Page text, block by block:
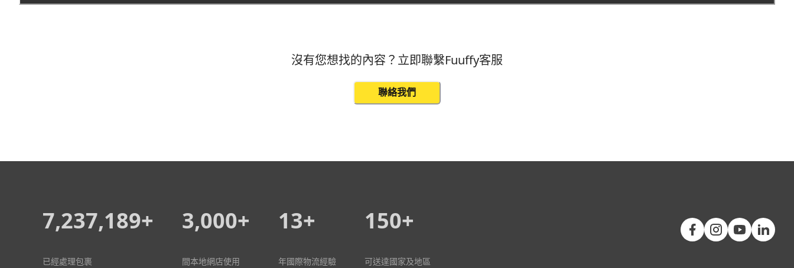
沒有您想找的內容？立即聯繫Fuuffy客服
聯絡我們
7,237,189+
已經處理包裹
3,000+
間本地網店使用
13+
年國際物流經驗
150+
可送達國家及地區